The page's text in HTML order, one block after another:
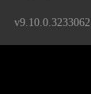
v9.10.0.3233062